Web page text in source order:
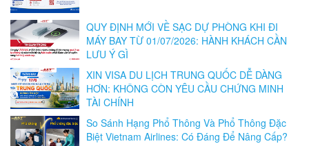
QUY ĐỊNH MỚI VỀ SẠC DỰ PHÒNG KHI ĐI
MÁY BAY TỪ 01/07/2026: HÀNH KHÁCH CẦN
LƯU Ý GÌ
XIN VISA DU LỊCH TRUNG QUỐC DỄ DÀNG
HƠN: KHÔNG CÒN YÊU CẦU CHỨNG MINH
TÀI CHÍNH
So Sánh Hạng Phổ Thông Và Phổ Thông Đặc
Biệt Vietnam Airlines: Có Đáng Để Nâng Cấp?